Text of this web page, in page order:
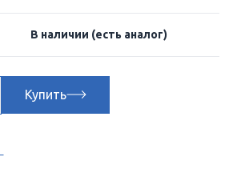
В наличии (есть аналог)
Купить